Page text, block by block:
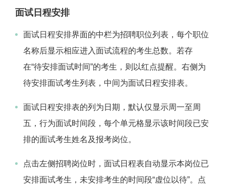
面试日程安排
面试日程安排界面的中栏为招聘职位列表，每个职位
名称后显示相应进入面试流程的考生总数。若存
在“待安排面试时间”的考生，则以红点提醒。右侧为
待安排面试考生列表，中间为面试日程安排表。
面试日程安排表的列为日期，默认仅显示周一至周
五，行为面试时间段，每个单元格显示该时间段已安
排的面试考生姓名及报考岗位。
点击左侧招聘岗位时，面试日程表自动显示本岗位已
安排面试考生，未安排考生的时间段“虚位以待”。点